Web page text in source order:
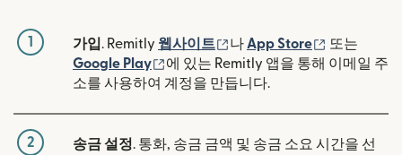
1 가입. Remitly 웹사이트 (새 창에서 열림)
나 App Store (새 창에서
또는
Google Play
(새 창에서 열림)
에 있는 Remitly 앱을 통해 이메일 주
소를 사용하여 계정을 만듭니다.
2 송금 설정. 통화, 송금 금액 및 송금 소요 시간을 선